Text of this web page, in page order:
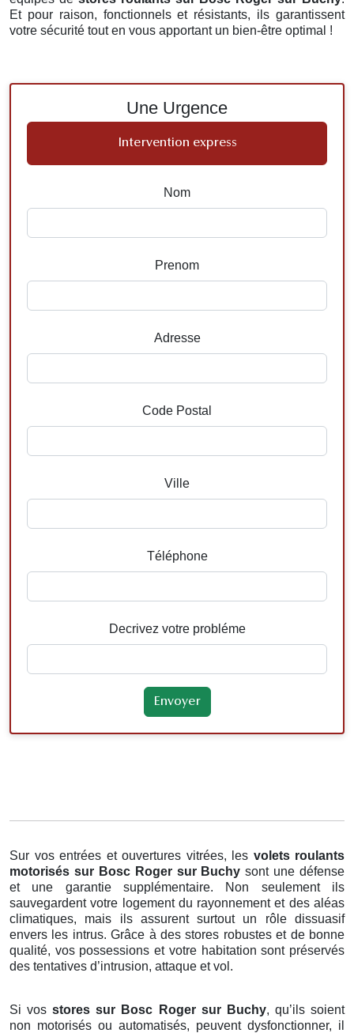
Et pour raison, fonctionnels et résistants, ils garantissent
votre sécurité tout en vous apportant un bien-être optimal !
Une Urgence
Intervention express
Nom
Prenom
Adresse
Code Postal
Ville
Téléphone
Decrivez votre probléme
Sur vos entrées et ouvertures vitrées, les volets roulants
motorisés sur Bosc Roger sur Buchysont une défense
et une garantie supplémentaire. Non seulement ils
sauvegardent votre logement du rayonnement et des aléas
climatiques, mais ils assurent surtout un rôle dissuasif
envers les intrus. Grâce à des stores robustes et de bonne
qualité, vos possessions et votre habitation sont préservés
des tentatives d’intrusion, attaque et vol.
Si vosstores sur Bosc Roger sur Buchy, qu’ils soient
non motorisés ou automatisés, peuvent dysfonctionner, il